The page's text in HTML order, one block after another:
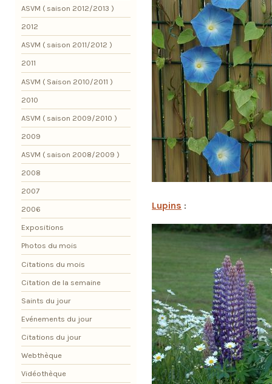
Lupins :
ASVM ( saison 2012/2013 )
2012
ASVM ( saison 2011/2012 )
2011
ASVM ( Saison 2010/2011 )
2010
ASVM ( saison 2009/2010 )
2009
ASVM ( saison 2008/2009 )
2008
2007
2006
Expositions
Photos du mois
Citations du mois
Citation de la semaine
Saints du jour
Evénements du jour
Citations du jour
Webthèque
Vidéothèque